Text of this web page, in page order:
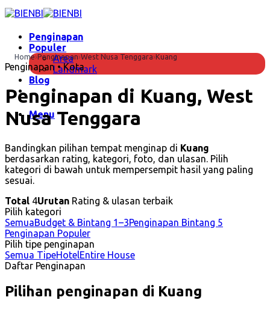
Skip
to
contentPenginapan
Populer
Area
Landmark
Blog
Menu
Home›Penginapan›West Nusa Tenggara›Kuang
Penginapan • Kota
Penginapan di Kuang, West
Nusa Tenggara
Bandingkan pilihan tempat menginap di Kuang
berdasarkan rating, kategori, foto, dan ulasan. Pilih
kategori di bawah untuk mempersempit hasil yang paling
sesuai.
Total 4Urutan Rating & ulasan terbaik
Pilih kategori
SemuaBudget & Bintang 1–3Penginapan Bintang 5
Penginapan Populer
Pilih tipe penginapan
Semua TipeHotelEntire House
Daftar Penginapan
Pilihan penginapan di Kuang